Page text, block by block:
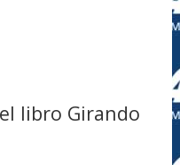
libro Girando